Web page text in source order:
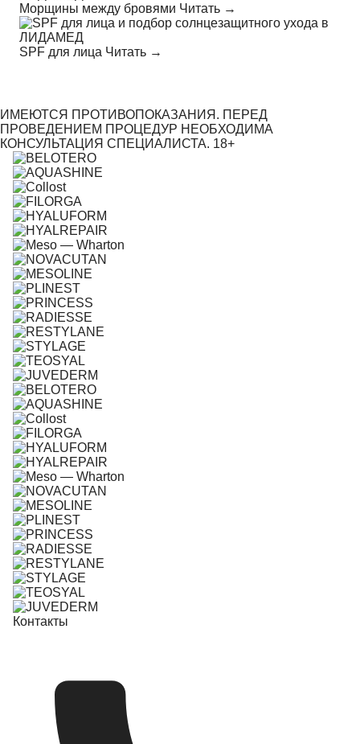
Морщины между бровями Читать →
SPF для лица Читать →
ИМЕЮТСЯ ПРОТИВОПОКАЗАНИЯ. ПЕРЕД
ПРОВЕДЕНИЕМ ПРОЦЕДУР НЕОБХОДИМА
КОНСУЛЬТАЦИЯ СПЕЦИАЛИСТА. 18+
Контакты